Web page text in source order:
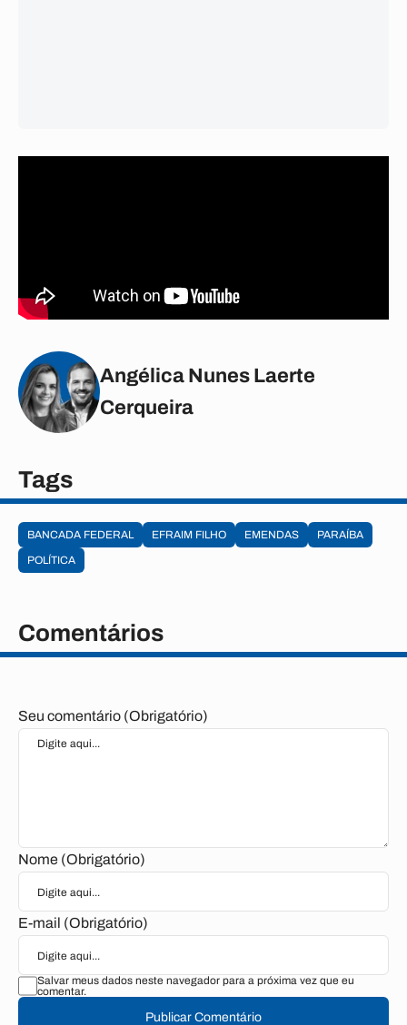
Angélica Nunes Laerte
Cerqueira
Tags
BANCADA FEDERAL EFRAIM FILHO EMENDAS
PARAÍBA
POLÍTICA
Comentários
Seu comentário (Obrigatório)
Nome (Obrigatório)
E-mail (Obrigatório)
Salvar meus dados neste navegador para a próxima vez que eu
comentar.
Publicar Comentário